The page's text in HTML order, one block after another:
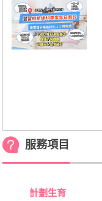
服務項目
計劃生育